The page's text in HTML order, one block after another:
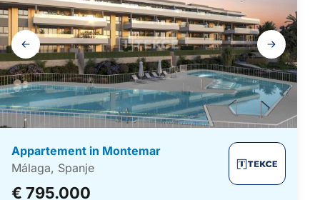
Galerij
navigatie
Appartement in Montemar
Málaga, Spanje
€ 795.000